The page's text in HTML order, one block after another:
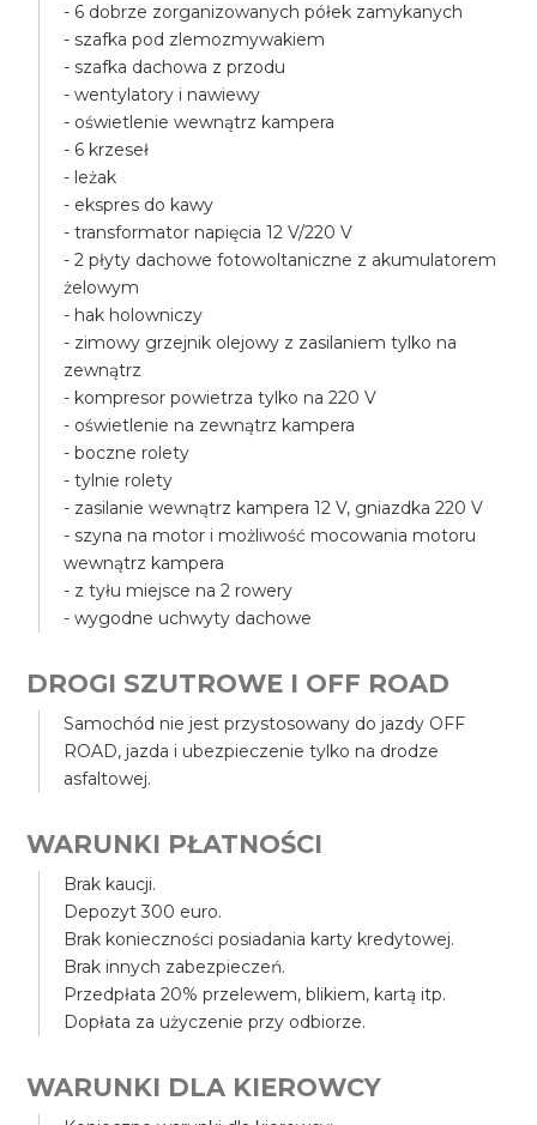
- 6 dobrze zorganizowanych półek zamykanych
- szafka pod zlemozmywakiem
- szafka dachowa z przodu
- wentylatory i nawiewy
- oświetlenie wewnątrz kampera
- 6 krzeseł
- leżak
- ekspres do kawy
- transformator napięcia 12 V/220 V
- 2 płyty dachowe fotowoltaniczne z akumulatorem
żelowym
- hak holowniczy
- zimowy grzejnik olejowy z zasilaniem tylko na
zewnątrz
- kompresor powietrza tylko na 220 V
- oświetlenie na zewnątrz kampera
- boczne rolety
- tylnie rolety
- zasilanie wewnątrz kampera 12 V, gniazdka 220 V
- szyna na motor i możliwość mocowania motoru
wewnątrz kampera
- z tyłu miejsce na 2 rowery
- wygodne uchwyty dachowe
DROGI SZUTROWE I OFF ROAD
Samochód nie jest przystosowany do jazdy OFF
ROAD, jazda i ubezpieczenie tylko na drodze
asfaltowej.
WARUNKI PŁATNOŚCI
Brak kaucji.
Depozyt 300 euro.
Brak konieczności posiadania karty kredytowej.
Brak innych zabezpieczeń.
Przedpłata 20% przelewem, blikiem, kartą itp.
Dopłata za użyczenie przy odbiorze.
WARUNKI DLA KIEROWCY